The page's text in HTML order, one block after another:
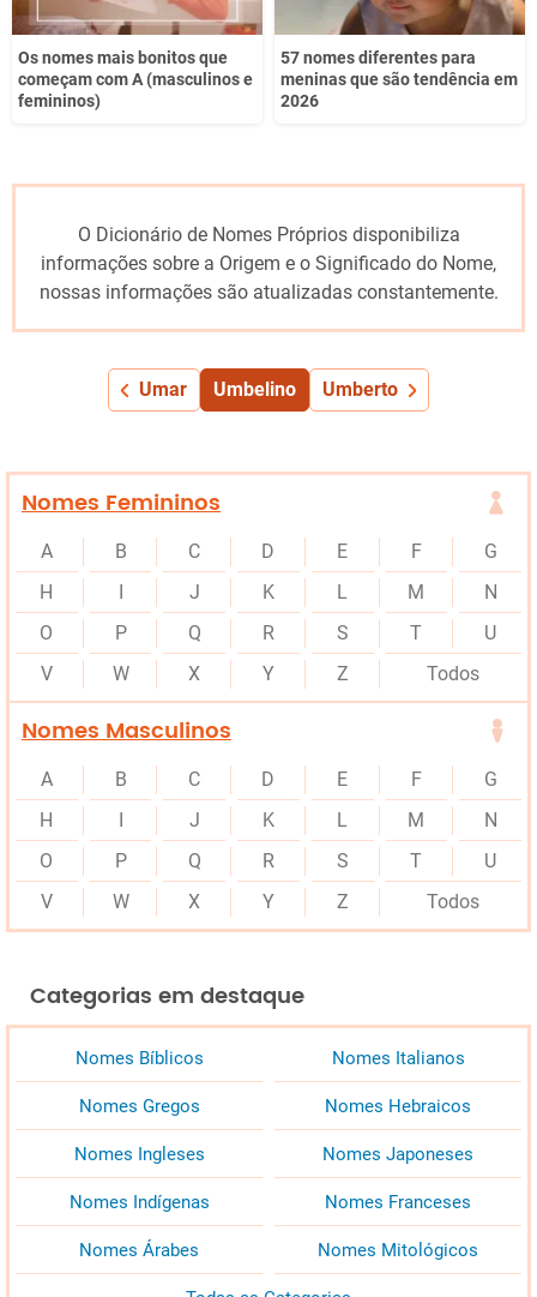
Os nomes mais bonitos que
começam com A (masculinos e
femininos)
57 nomes diferentes para
meninas que são tendência em
2026
O Dicionário de Nomes Próprios disponibiliza
informações sobre a Origem e o Significado do Nome,
nossas informações são atualizadas constantemente.
Umar Umbelino Umberto
Nomes Femininos
A B C D E F
G
H
J K L M
N
O
P Q R S T
U
V
W X Y Z Todos
Nomes Masculinos
A B C D E F
G
H
J K L M
N
O
P Q R S T
U
V
W X Y Z Todos
Categorias em destaque
Nomes Bíblicos Nomes Italianos
Nomes Gregos Nomes Hebraicos
Nomes Ingleses Nomes Japoneses
Nomes Indígenas Nomes Franceses
Nomes Árabes Nomes Mitológicos